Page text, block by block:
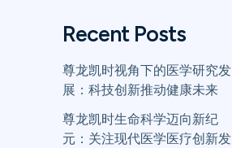
Recent Posts
尊龙凯时视角下的医学研究发
展：科技创新推动健康未来
尊龙凯时生命科学迈向新纪
元：关注现代医学医疗创新发